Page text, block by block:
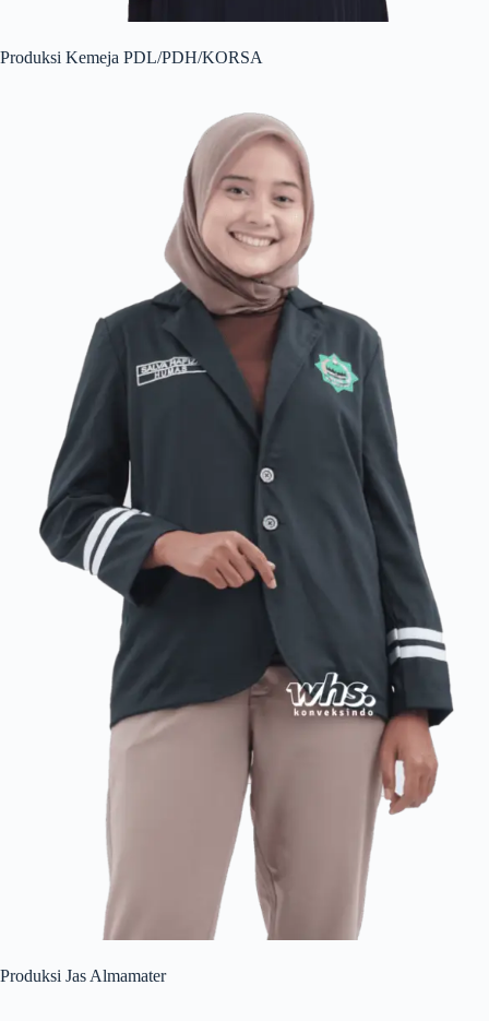
Produksi Kemeja PDL/PDH/KORSA
Produksi Jas Almamater